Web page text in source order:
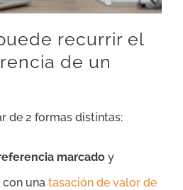
recurrir el
de un
de 2 formas distintas:
marcado y
una tasación de valor de